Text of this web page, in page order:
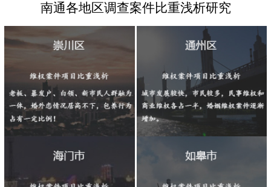
南通各地区调查案件比重浅析研究